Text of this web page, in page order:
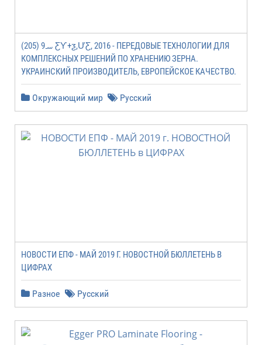
ࡄ9 (205) ƸƳ+ƺ,ƯƸ, 2016 - ПЕРЕДОВЫЕ ТЕХНОЛОГИИ ДЛЯ
КОМПЛЕКСНЫХ РЕШЕНИЙ ПО ХРАНЕНИЮ ЗЕРНА.
УКРАИНСКИЙ ПРОИЗВОДИТЕЛЬ, ЕВРОПЕЙСКОЕ КАЧЕСТВО.
Окружающий мир Русский
НОВОСТИ ЕПФ - МАЙ 2019 Г. НОВОСТНОЙ БЮЛЛЕТЕНЬ В
ЦИФРАХ
Разное Русский